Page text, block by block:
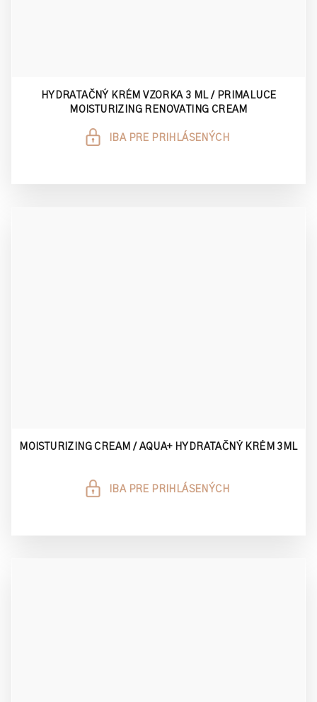
HYDRATAČNÝ KRÉM VZORKA 3 ML / PRIMALUCE
MOISTURIZING RENOVATING CREAM
IBA PRE PRIHLÁSENÝCH
MOISTURIZING CREAM / AQUA+ HYDRATAČNÝ KRÉM 3ML
IBA PRE PRIHLÁSENÝCH